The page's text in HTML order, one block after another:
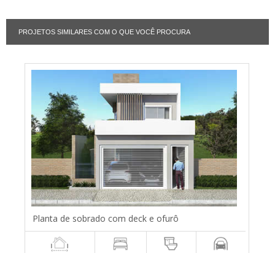
PROJETOS SIMILARES COM O QUE VOCÊ PROCURA
Planta de sobrado com deck e ofurô